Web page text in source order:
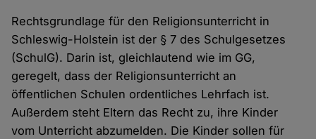
Rechtsgrundlage für den Religionsunterricht in
Schleswig-Holstein ist der § 7 des Schulgesetzes
(SchulG). Darin ist, gleichlautend wie im GG,
geregelt, dass der Religionsunterricht an
öffentlichen Schulen ordentliches Lehrfach ist.
Außerdem steht Eltern das Recht zu, ihre Kinder
vom Unterricht abzumelden. Die Kinder sollen für